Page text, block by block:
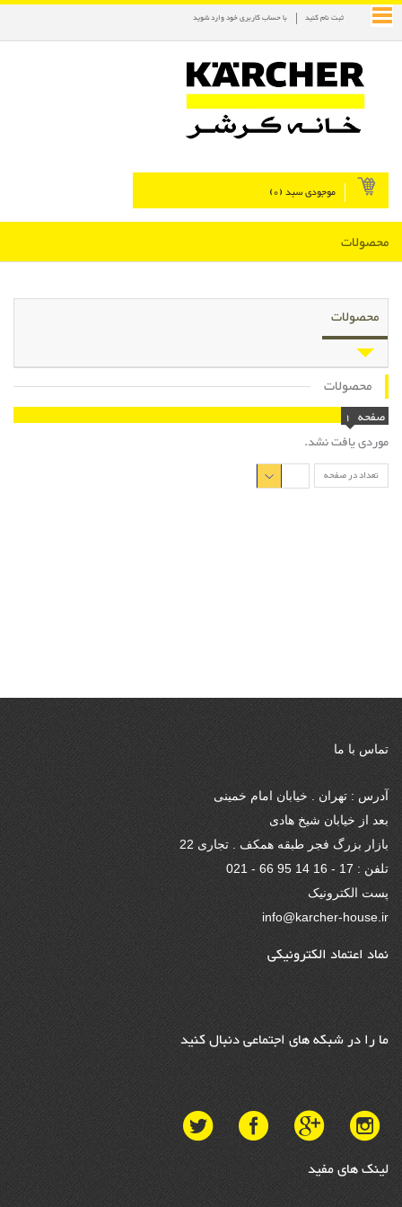
ثبت نام کنید با حساب کاربری خود وارد شوید
موجودی سبد (0
)
محصولات
محصولات
محصولات
صفحه 1
موردی یافت نشد.
تعداد در صفحه
تماس با ما
آدرس : تهران . خیابان امام خمینی
بعد از خیابان شیخ هادی
بازار بزرگ فجر طبقه همکف . تجاری 22
تلفن : 17 - 16 14 95 66 - 021
پست الکترونیک
info@karcher-house.ir
نماد اعتماد الکترونیکی
ما را در شبکه های اجتماعی دنبال کنید
لینک های مفید